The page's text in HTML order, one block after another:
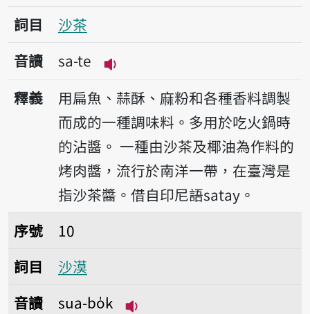
詞目
沙茶
音讀
sa-te
播放音讀sa-te
釋義
用扁魚、蒜酥、麻粉和各種香料調製
而成的一種調味料。多用於吃火鍋時
的沾醬。 一種由沙茶及椰油為作料的
烤肉醬，流行於南洋一帶，在臺灣是
指沙茶醬。借自印尼語satay。
序號10沙漠
序號
10
詞目
沙漠
音讀
sua-bo̍k